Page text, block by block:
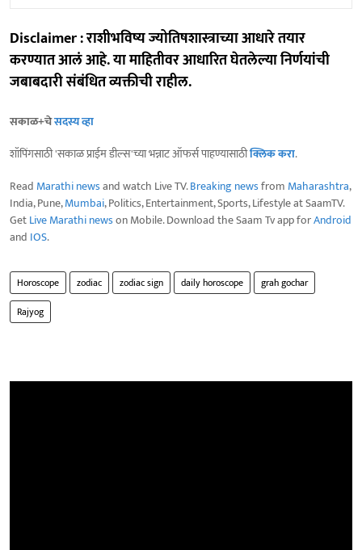
Disclaimer : राशीभविष्य ज्योतिषशास्त्राच्या आधारे तयार
करण्यात आलं आहे. या माहितीवर आधारित घेतलेल्या निर्णयांची
जबाबदारी संबंधित व्यक्तीची राहील.
सकाळ+चेसदस्य व्हा
शॉपिंगसाठी 'सकाळ प्राईम डील्स'च्या भन्नाट ऑफर्स पाहण्यासाठीक्लिक करा.
Read Marathi newsand watch Live TV.Breaking newsfrom Maharashtra,
India, Pune,Mumbai, Politics, Entertainment, Sports, Lifestyle at SaamTV.
GetLive Marathi newson Mobile. Download the Saam Tv app forAndroid
and IOS.
Horoscope zodiac zodiac sign daily horoscope
grah gochar
Rajyog